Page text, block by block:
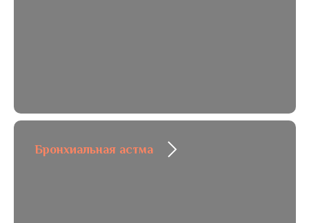
Бронхиальная астма